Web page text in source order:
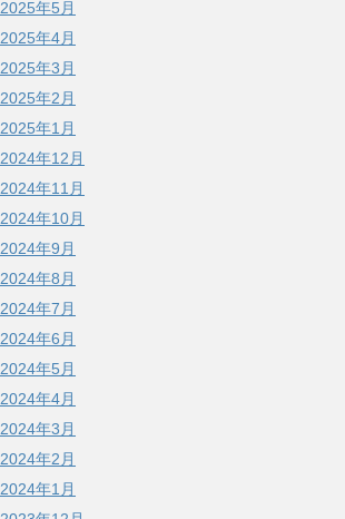
2025年5月
2025年4月
2025年3月
2025年2月
2025年1月
2024年12月
2024年11月
2024年10月
2024年9月
2024年8月
2024年7月
2024年6月
2024年5月
2024年4月
2024年3月
2024年2月
2024年1月